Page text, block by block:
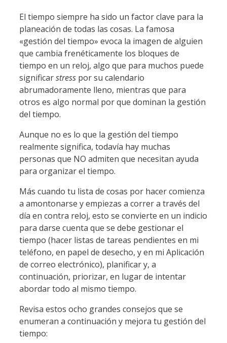
El tiempo siempre ha sido un factor clave para la
planeación de todas las cosas. La famosa
«gestión del tiempo» evoca la imagen de alguien
que cambia frenéticamente los bloques de
tiempo en un reloj, algo que para muchos puede
significarstress por su calendario
abrumadoramente lleno, mientras que para
otros es algo normal por que dominan la gestión
del tiempo.
Aunque no es lo que la gestión del tiempo
realmente significa, todavía hay muchas
personas que NO admiten que necesitan ayuda
para organizar el tiempo.
Más cuando tu lista de cosas por hacer comienza
a amontonarse y empiezas a correr a través del
día en contra reloj, esto se convierte en un indicio
para darse cuenta que se debe gestionar el
tiempo (hacer listas de tareas pendientes en mi
teléfono, en papel de desecho, y en mi Aplicación
de correo electrónico), planificar y, a
continuación, priorizar, en lugar de intentar
abordar todo al mismo tiempo.
Revisa estos ocho grandes consejos que se
enumeran a continuación y mejora tu gestión del
tiempo: